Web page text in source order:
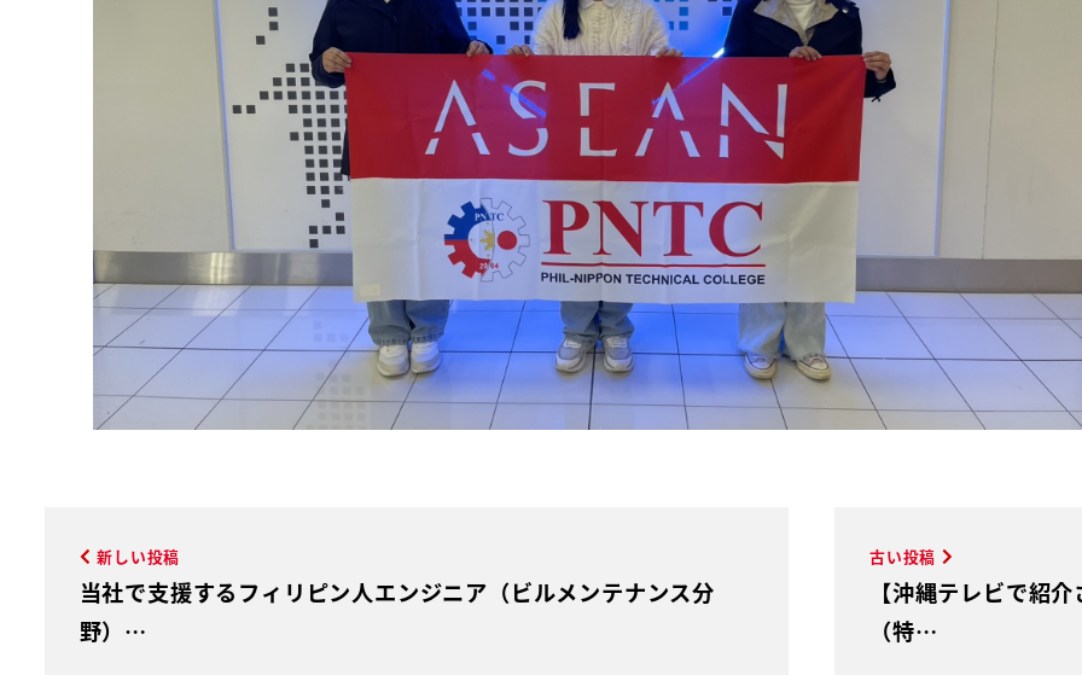
古い投稿
【沖縄テレビで紹
（特…
新しい投稿
当社で支援するフィリピン人エンジニア（ビルメンテナンス分
野）…